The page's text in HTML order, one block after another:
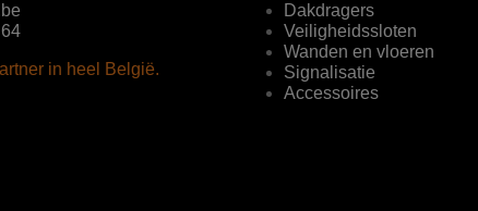
in heel België.
Dakdragers
Veiligheidssloten
Wanden en vloeren
Signalisatie
Accessoires